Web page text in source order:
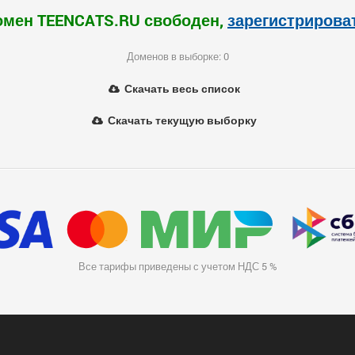
TEENCATS.RU свободен,
Доменов в выборке: 0
Скачать весь список
Скачать текущую выборку
Все тарифы приведены с учетом НДС 5 %